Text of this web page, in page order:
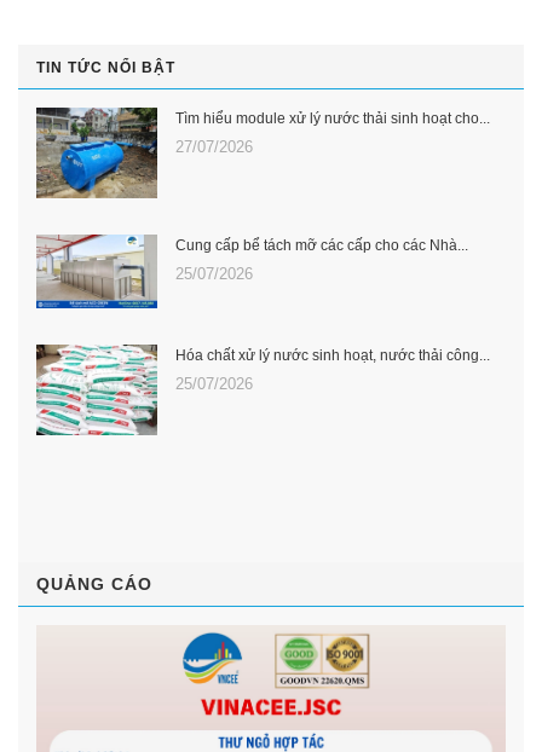
TIN TỨC NỔI BẬT
Tìm hiểu module xử lý nước thải sinh hoạt cho...
27/07/2026
Cung cấp bể tách mỡ các cấp cho các Nhà...
25/07/2026
Hóa chất xử lý nước sinh hoạt, nước thải công...
25/07/2026
QUẢNG CÁO